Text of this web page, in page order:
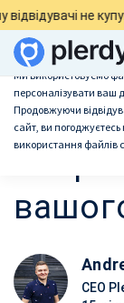
не купують €
Від
CEO
Ми використовуємо
персоналізувати ваш
Продовжуючи
сайт, ви
використання файлів